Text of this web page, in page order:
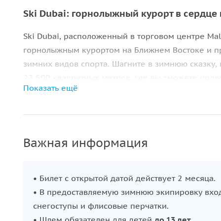
Ski Dubai: горнолыжный курорт в сердце
Ski Dubai, расположенный в торговом центре
горнолыжным курортом на Ближнем Востоке и
зимних видов спорта. Шагните в зимнюю
острые ощущения от зимних видов спорта в
Активный отдых и зимние развлечения
Наденьте лыжи или сноуборд и отправляйтесь
предусмотрен тюбинговый склон, где можно
санках по заснеженным склонам.
Показать ещё
Важная информация
• Билет с открытой датой действует 2 месяца.
• В предоставляемую зимнюю экипировку
снегоступы и флисовые перчатки.